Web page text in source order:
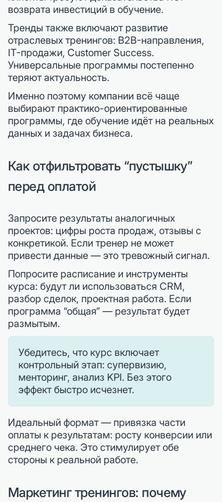
возврата инвестиций в обучение.
Тренды также включают развитие
отраслевых тренингов: B2B-направления,
IT-продажи, Customer Success.
Универсальные программы постепенно
теряют актуальность.
Именно поэтому компании всё чаще
выбирают практико-ориентированные
программы, где обучение идёт на реальных
данных и задачах бизнеса.
Как отфильтровать “пустышку”
перед оплатой
Запросите результаты аналогичных
проектов: цифры роста продаж, отзывы с
конкретикой. Если тренер не может
привести данные — это тревожный сигнал.
Попросите расписание и инструменты
курса: будут ли использоваться CRM,
разбор сделок, проектная работа. Если
программа “общая” — результат будет
размытым.
Убедитесь, что курс включает
контрольный этап: супервизию,
менторинг, анализ KPI. Без этого
эффект быстро исчезнет.
Идеальный формат — привязка части
оплаты к результатам: росту конверсии или
среднего чека. Это стимулирует обе
стороны к реальной работе.
Маркетинг тренингов: почему